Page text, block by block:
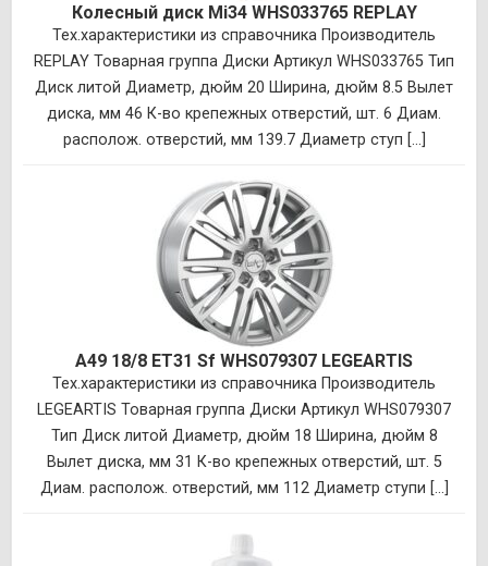
Колесный диск Mi34 WHS033765 REPLAY
Тех.характеристики из справочника Производитель
REPLAY Товарная группа Диски Артикул WHS033765 Тип
Диск литой Диаметр, дюйм 20 Ширина, дюйм 8.5 Вылет
диска, мм 46 К-во крепежных отверстий, шт. 6 Диам.
располож. отверстий, мм 139.7 Диаметр ступ [...]
A49 18/8 ET31 Sf WHS079307 LEGEARTIS
Тех.характеристики из справочника Производитель
LEGEARTIS Товарная группа Диски Артикул WHS079307
Тип Диск литой Диаметр, дюйм 18 Ширина, дюйм 8
Вылет диска, мм 31 К-во крепежных отверстий, шт. 5
Диам. располож. отверстий, мм 112 Диаметр ступи [...]